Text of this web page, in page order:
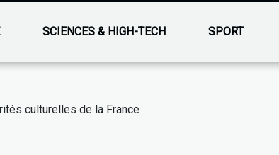
SCIENCES & HIGH-TECH SPORT
culturelles de la France